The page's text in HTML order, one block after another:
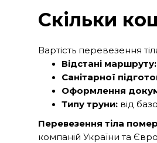
Скільки
Вартість перевезення
Відстані маршруту:
Санітарної
Оформлення
Типу труни: від
Перевезення тіла
компаній України та